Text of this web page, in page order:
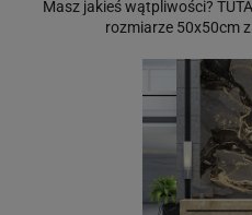
Masz jakieś wątpliwości?
rozmiarze 50x50cm